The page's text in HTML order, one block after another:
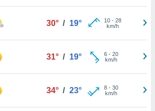
30° / 19° 10- 28
km/h
31° / 19° 6- 20
km/h
34° / 23° 8- 30
km/h